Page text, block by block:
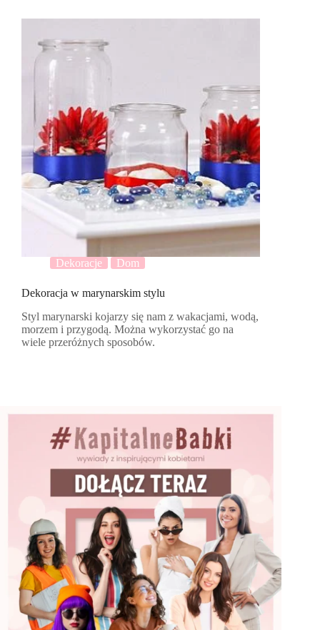
Dekoracje Dom
Dekoracja w marynarskim stylu
Styl marynarski kojarzy się nam z wakacjami, wodą,
morzem i przygodą. Można wykorzystać go na
wiele przeróżnych sposobów.